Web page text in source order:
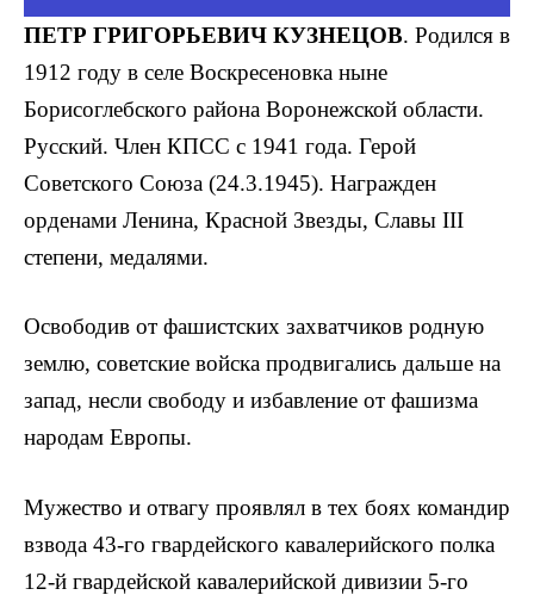
ПЕТР ГРИГОРЬЕВИЧ КУЗНЕЦОВ. Родился в
1912 году в селе Воскресеновка ныне
Борисоглебского района Воронежской области.
Русский. Член КПСС с 1941 года. Герой
Советского Союза (24.3.1945). Награжден
орденами Ленина, Красной Звезды, Славы III
степени, медалями.
Освободив от фашистских захватчиков родную
землю, советские войска продвига­лись дальше на
запад, несли свободу и избавление от фашизма
народам Европы.
Мужество и отвагу проявлял в тех боях командир
взвода 43-го гвардейского кавалерийского полка
12-й гвардейской кавалерийской дивизии 5-го